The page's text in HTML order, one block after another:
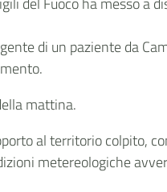
di un paziente da
mattina.
al territorio colpito,
metereologiche